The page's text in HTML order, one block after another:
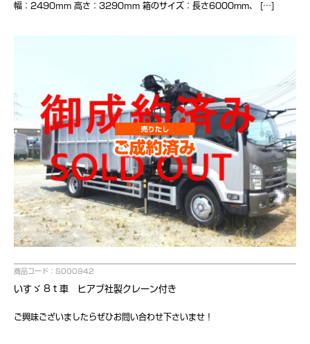
幅：2490ｍm 高さ：3290ｍm 箱のサイズ：長さ6000mm、 […]
商品コード：S000942
いすゞ 8ｔ車 ヒアブ社製クレーン付き
ご興味ございましたらぜひお問い合わせ下さいませ！